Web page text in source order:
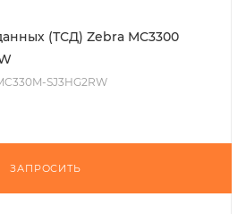
(ТСД) Zebra MC3300
SJ3HG2RW
ЗАПРОСИТЬ